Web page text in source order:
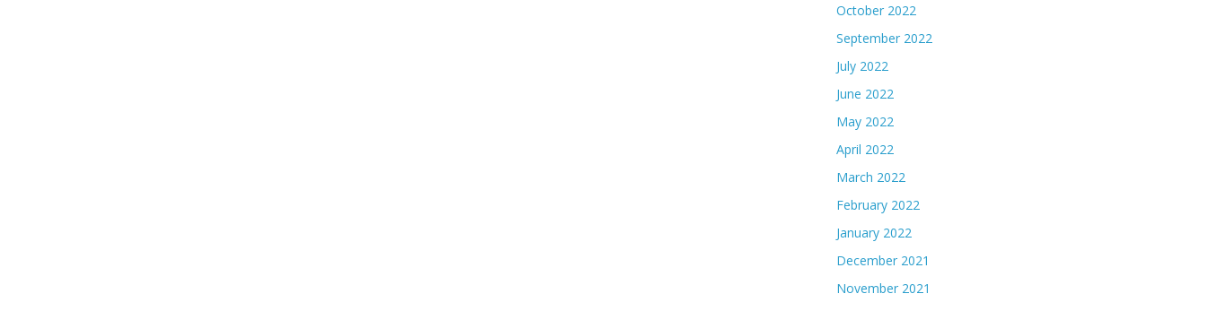
October 2022
September 2022
July 2022
June 2022
May 2022
April 2022
March 2022
February 2022
January 2022
December 2021
November 2021